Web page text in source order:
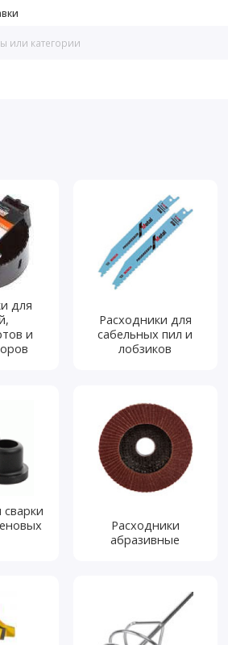
для
и
Расходники для
сабельных пил и
лобзиков
Расходники
абразивные